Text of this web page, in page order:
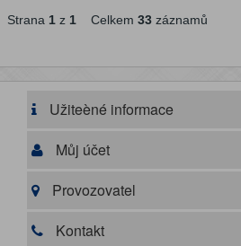
Strana 1 z 1 Celkem 33 záznamů
Užiteèné informace
Můj účet
Provozovatel
Kontakt